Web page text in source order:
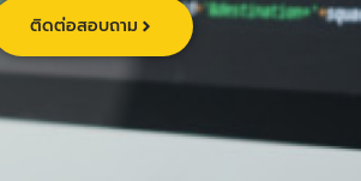
ติดต่อสอบถาม